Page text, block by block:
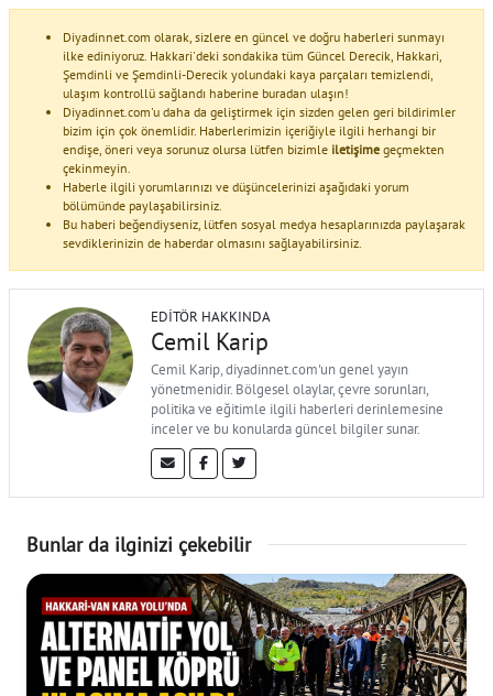
Diyadinnet.com olarak, sizlere en güncel ve doğru haberleri sunmayı
ilke ediniyoruz. Hakkari'deki sondakika tüm Güncel Derecik, Hakkari,
Şemdinli ve Şemdinli-Derecik yolundaki kaya parçaları temizlendi,
ulaşım kontrollü sağlandı haberine buradan ulaşın!
Diyadinnet.com'u daha da geliştirmek için sizden gelen geri bildirimler
bizim için çok önemlidir. Haberlerimizin içeriğiyle ilgili herhangi bir
endişe, öneri veya sorunuz olursa lütfen bizimle iletişime geçmekten
çekinmeyin.
Haberle ilgili yorumlarınızı ve düşüncelerinizi aşağıdaki yorum
bölümünde paylaşabilirsiniz.
Bu haberi beğendiyseniz, lütfen sosyal medya hesaplarınızda paylaşarak
sevdiklerinizin de haberdar olmasını sağlayabilirsiniz.
EDITÖR HAKKINDA
Cemil Karip
Cemil Karip, diyadinnet.com'un genel yayın
yönetmenidir. Bölgesel olaylar, çevre sorunları,
politika ve eğitimle ilgili haberleri derinlemesine
inceler ve bu konularda güncel bilgiler sunar.
Bunlar da ilginizi çekebilir